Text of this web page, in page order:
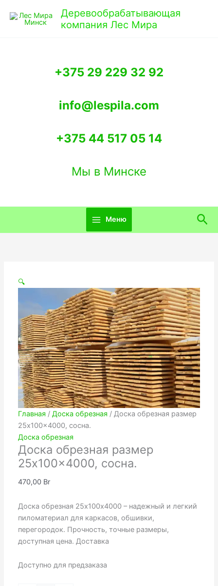
Деревообрабатывающая
компания Лес Мира
+375 29 229 32 92
info@lespila.com
+375 44 517 05 14
Мы в Минске
Меню
🔍
Главная /Доска обрезная / Доска обрезная размер
25x100x4000, сосна.
Доска обрезная
Доска обрезная размер
25x100x4000, сосна.
470,00 Br
Доска обрезная 25х100х4000 – надежный и легкий
пиломатериал для каркасов, обшивки,
перегородок. Прочность, точные размеры,
доступная цена. Доставка
Доступно для предзаказа